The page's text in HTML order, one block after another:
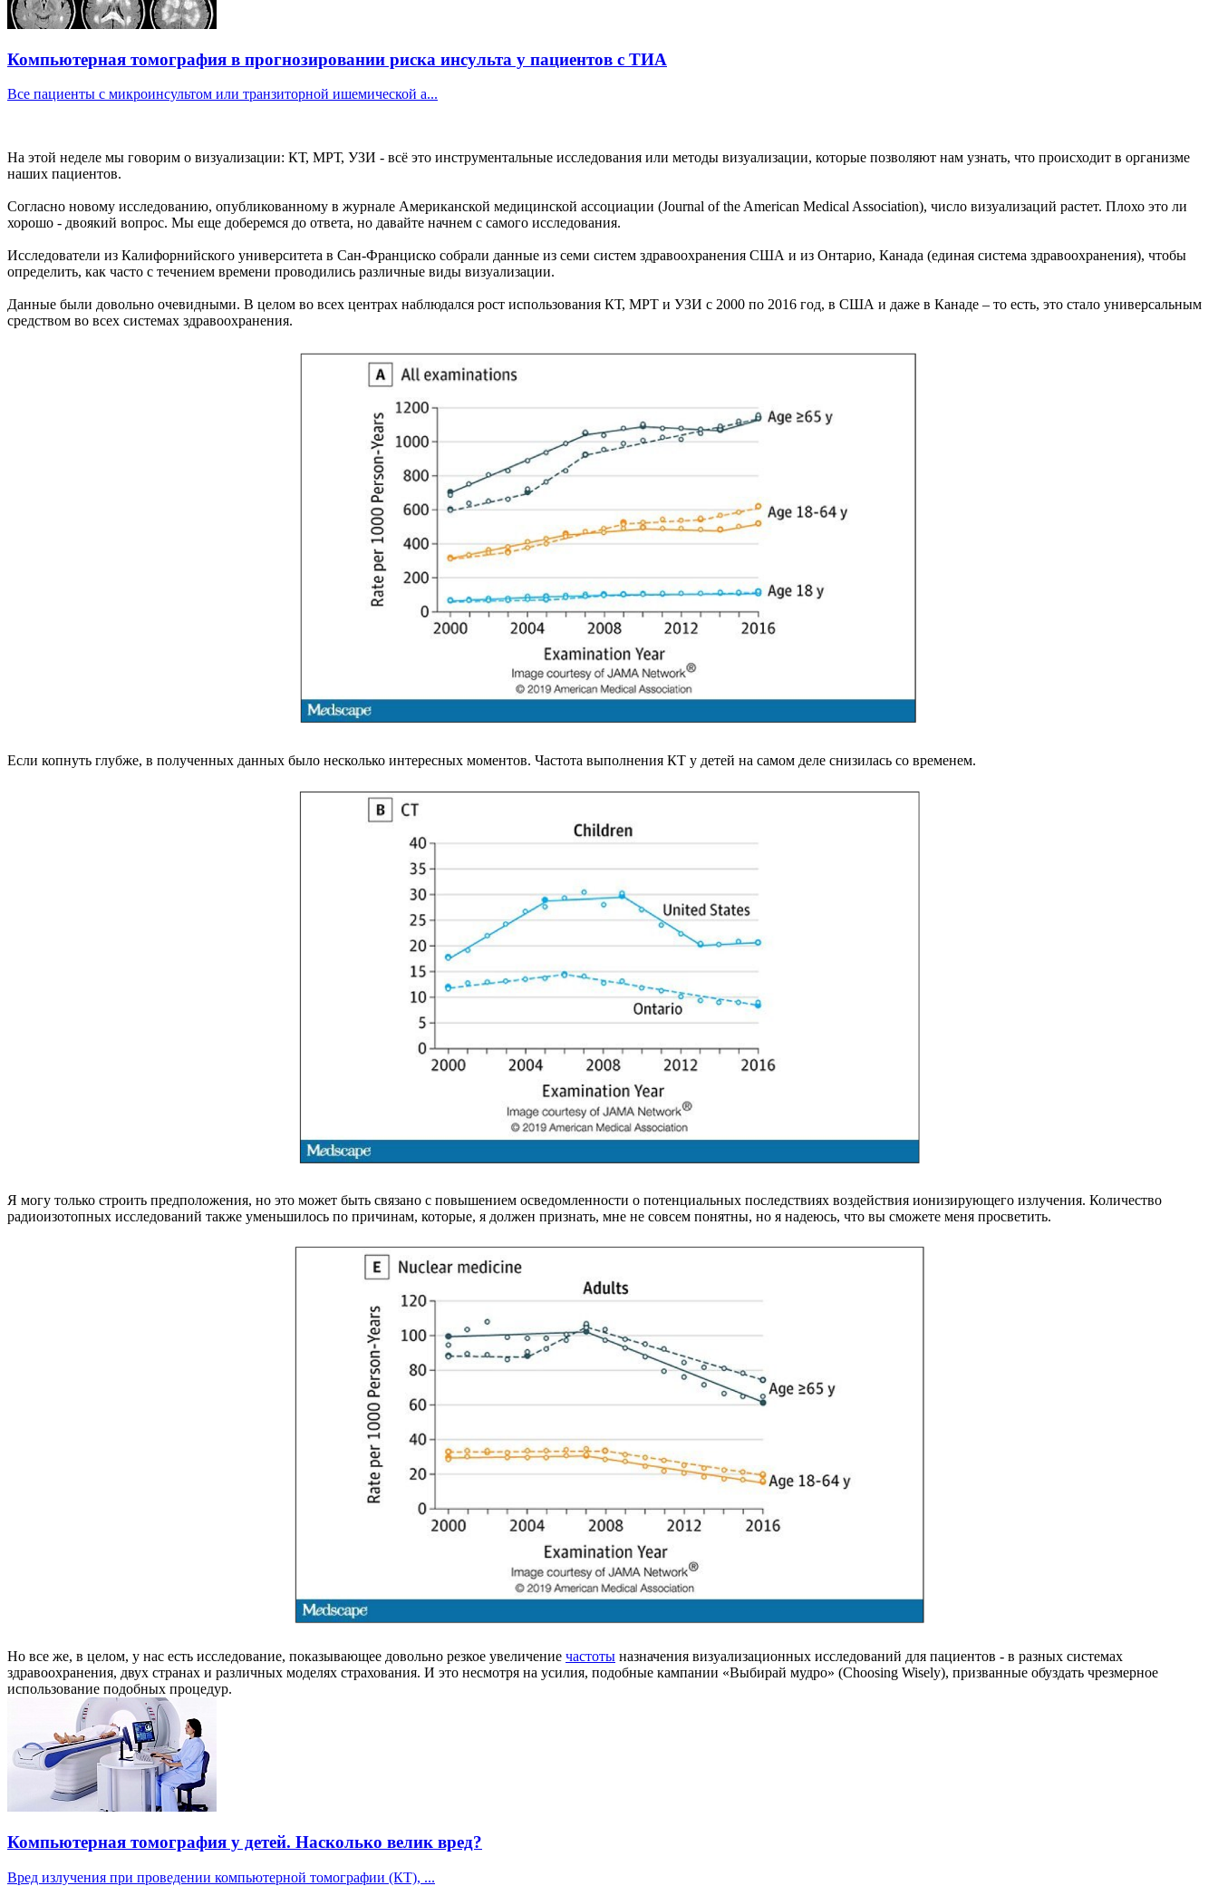
Компьютерная томография в прогнозировании риска инсульта у пациентов с ТИА
Все пациенты с микроинсультом или транзиторной ишемической а...
На этой неделе мы говорим о визуализации: КТ, МРТ, УЗИ - всё это инструментальные исследования или методы визуализации, которые позволяют нам узнать, что происходит в организме
наших пациентов.
Согласно новому исследованию, опубликованному в журнале Американской медицинской ассоциации (Journal of the American Medical Association), число визуализаций растет. Плохо это ли
хорошо - двоякий вопрос. Мы еще доберемся до ответа, но давайте начнем с самого исследования.
Исследователи из Калифорнийского университета в Сан-Франциско собрали данные из семи систем здравоохранения США и из Онтарио, Канада (единая система здравоохранения), чтобы
определить, как часто с течением времени проводились различные виды визуализации.
Данные были довольно очевидными. В целом во всех центрах наблюдался рост использования КТ, МРТ и УЗИ с 2000 по 2016 год, в США и даже в Канаде – то есть, это стало универсальным
средством во всех системах здравоохранения.
Если копнуть глубже, в полученных данных было несколько интересных моментов. Частота выполнения КТ у детей на самом деле снизилась со временем.
Я могу только строить предположения, но это может быть связано с повышением осведомленности о потенциальных последствиях воздействия ионизирующего излучения. Количество
радиоизотопных исследований также уменьшилось по причинам, которые, я должен признать, мне не совсем понятны, но я надеюсь, что вы сможете меня просветить.
Но все же, в целом, у нас есть исследование, показывающее довольно резкое увеличение частоты назначения визуализационных исследований для пациентов - в разных системах
здравоохранения, двух странах и различных моделях страхования. И это несмотря на усилия, подобные кампании «Выбирай мудро» (Choosing Wisely), призванные обуздать чрезмерное
использование подобных процедур.
Компьютерная томография у детей. Насколько велик вред?
Вред излучения при проведении компьютерной томографии (КТ), ...